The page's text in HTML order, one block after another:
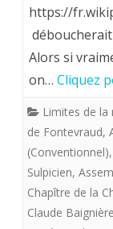
la
https://
Alors si
on… Cliquez
Limites de la
de Fontevraud,
(Conventionnel),
Sulpicien,
Chapître de la
Claude